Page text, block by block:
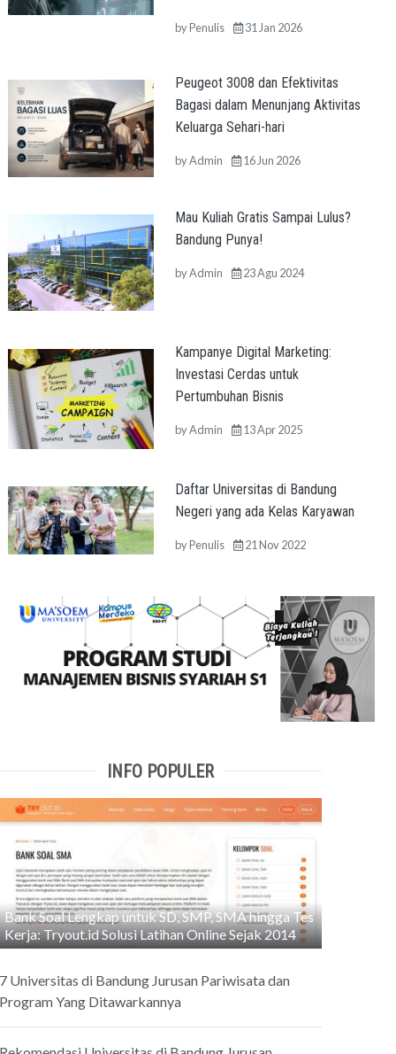
byPenulis 31 Jan 2026
Peugeot 3008 dan Efektivitas
Bagasi dalam Menunjang Aktivitas
Keluarga Sehari-hari
byAdmin 16 Jun 2026
Mau Kuliah Gratis Sampai Lulus?
Bandung Punya!
byAdmin 23 Agu 2024
Kampanye Digital Marketing:
Investasi Cerdas untuk
Pertumbuhan Bisnis
byAdmin 13 Apr 2025
Daftar Universitas di Bandung
Negeri yang ada Kelas Karyawan
byPenulis 21 Nov 2022
INFO POPULER
Bank Soal Lengkap untuk SD, SMP, SMA hingga Tes
Kerja: Tryout.id Solusi Latihan Online Sejak 2014
Universitas di Bandung Jurusan Pariwisata dan
Yang Ditawarkannya